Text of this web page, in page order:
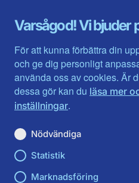
Varsågod! Vi bjuder
För att kunna förbättra din
och ge dig personligt
använda oss av cookies. Är
dessa gör kan du läsa mer
inställningar.
Nödvändiga
Statistik
Marknadsföring
Gävleborg
Halland
Jämtlands län
Jönköpings län
Kalmar län
Kronobergs län
Norrbotten
Skåne län
Du hittar oss här på sociala
Facebook
Instagram